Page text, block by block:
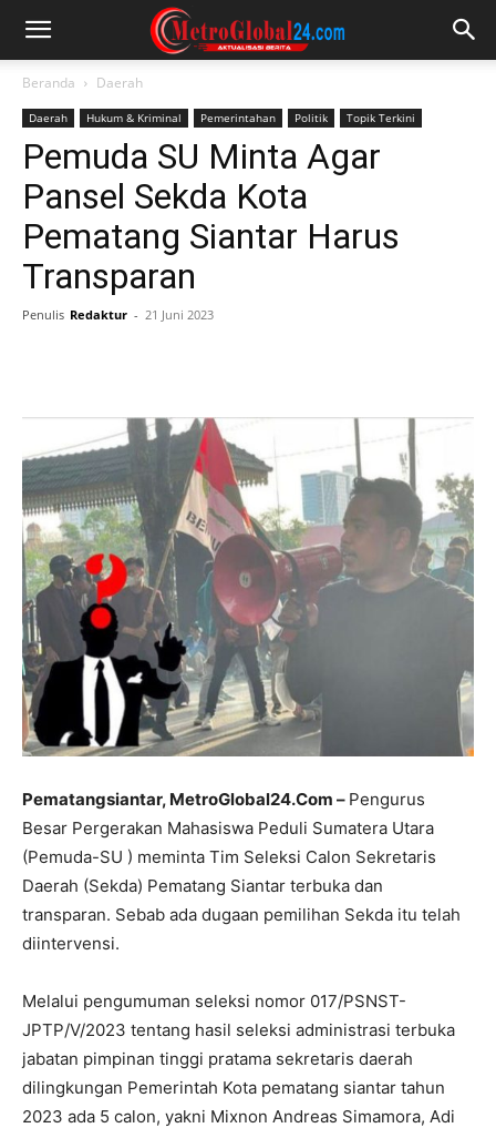
Beranda Daerah
Daerah Hukum & Kriminal Pemerintahan Politik Topik Terkini
Pemuda SU Minta Agar
Pansel Sekda Kota
Pematang Siantar Harus
Transparan
Penulis Redaktur - 21 Juni 2023
Pematangsiantar, MetroGlobal24.Com – Pengurus
Besar Pergerakan Mahasiswa Peduli Sumatera Utara
(Pemuda-SU ) meminta Tim Seleksi Calon Sekretaris
Daerah (Sekda) Pematang Siantar terbuka dan
transparan. Sebab ada dugaan pemilihan Sekda itu telah
diintervensi.
Melalui pengumuman seleksi nomor 017/PSNST-
JPTP/V/2023 tentang hasil seleksi administrasi terbuka
jabatan pimpinan tinggi pratama sekretaris daerah
dilingkungan Pemerintah Kota pematang siantar tahun
2023 ada 5 calon, yakni Mixnon Andreas Simamora, Adi